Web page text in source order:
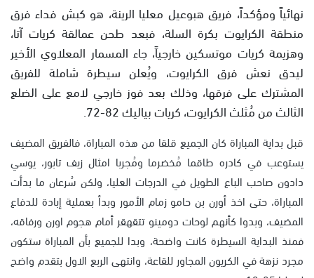
نهائياً ومؤكداً، فريق هبوعيل معليا الرينة، هو كبش فداء فرق
منطقة الكرايوت بكرة السلة، فبعد طحن عمالقة كريات آتا،
وهزيمة كريات موتسكين خارجياً، جاء المسمار المعلاوي الأخير
ليدق نعش فرق الكرايوت، ويُعلن سيطرة شاملة للفريق
المشترك على فرقها، وذلك بعد فوز خارجي لامع على الضلع
الثالث من مُثلث الكرايوت، كريات بياليك 82-72.
قبل بداية المباراة كان الجميع قلقا من هذه المباراة، فالفريق المضيف
يستوعب في كادره طاقما مُخضرما ومُجربا امثال زيف تابور، يوسي
دادون صاحب الباع الطويل في الدرجات العليا، ولكن سُرعان ما بدأت
المباراة، حتى اخذ أورن بن حامو زمام الأمور وبدأ بعملية إبادة للدفاع
المضيف، وبدوا كأنهم لوحات دومينو تتقهقر أمام هجوم اورن ورفاقه،
فمنذ البداية السيطرة كانت واضحة، وبدا للجميع بأن المباراة ستكون
مجرد نزهة في الكريون المجاور للقاعة، وانتهى الربع الاول بتقدم واضح